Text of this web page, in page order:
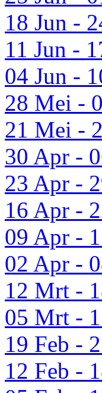
18 Jun -
11 Jun -
04 Jun -
28 Mei -
21 Mei -
30 Apr -
23 Apr -
16 Apr -
09 Apr -
02 Apr -
12 Mrt -
05 Mrt -
19 Feb -
12 Feb -